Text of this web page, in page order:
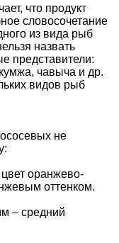
что продукт
словосочетание
из вида рыб
назвать
представители:
чавыча и др.
видов рыб
не
оранжево-
оттенком.
– средний